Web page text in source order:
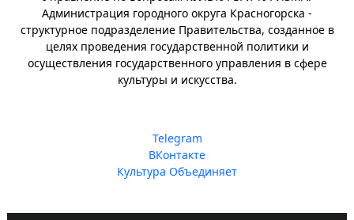
Администрация городного округа Красногорска -
структурное подразделение Правительства, созданное в
целях проведения государственной политики и
осуществления государственного управления в сфере
культуры и искусства.
Telegram
ВКонтакте
Культура Объединяет